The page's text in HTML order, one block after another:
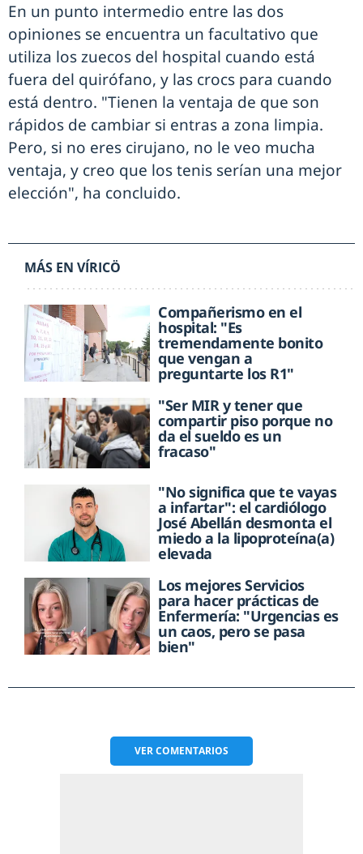
En un punto intermedio entre las dos
opiniones se encuentra un facultativo que
utiliza los zuecos del hospital cuando está
fuera del quirófano, y las crocs para cuando
está dentro. "Tienen la ventaja de que son
rápidos de cambiar si entras a zona limpia.
Pero, si no eres cirujano, no le veo mucha
ventaja, y creo que los tenis serían una mejor
elección", ha concluido.
MÁS EN VÍRICÖ
Compañerismo en el
hospital: "Es
tremendamente bonito
que vengan a
preguntarte los R1"
"Ser MIR y tener que
compartir piso porque no
da el sueldo es un
fracaso"
"No significa que te vayas
a infartar": el cardiólogo
José Abellán desmonta el
miedo a la lipoproteína(a)
elevada
Los mejores Servicios
para hacer prácticas de
Enfermería: "Urgencias es
un caos, pero se pasa
bien"
VERCOMENTARIOS